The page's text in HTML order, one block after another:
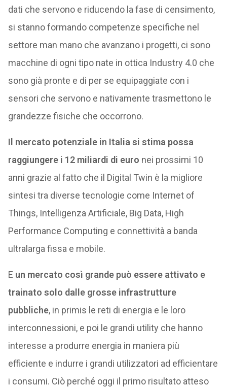
dati che servono e riducendo la fase di censimento,
si stanno formando competenze specifiche nel
settore man mano che avanzano i progetti, ci sono
macchine di ogni tipo nate in ottica Industry 4.0 che
sono già pronte e di per se equipaggiate con i
sensori che servono e nativamente trasmettono le
grandezze fisiche che occorrono.
Il mercato potenziale in Italia si stima possa
raggiungere i 12 miliardi di euro nei prossimi 10
anni grazie al fatto che il Digital Twin è la migliore
sintesi tra diverse tecnologie come Internet of
Things, Intelligenza Artificiale, Big Data, High
Performance Computing e connettività a banda
ultralarga fissa e mobile.
E un mercato così grande può essere attivato e
trainato solo dalle grosse infrastrutture
pubbliche, in primis le reti di energia e le loro
interconnessioni, e poi le grandi utility che hanno
interesse a produrre energia in maniera più
efficiente e indurre i grandi utilizzatori ad efficientare
i consumi. Ciò perché oggi il primo risultato atteso